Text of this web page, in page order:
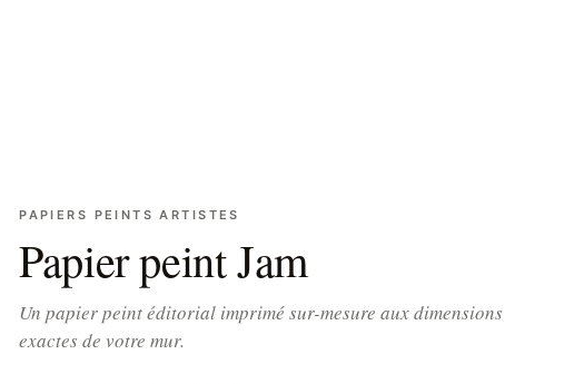
PAPIERS PEINTS ARTISTES
Papier peint Jam
Un papier peint éditorial imprimé sur-mesure aux dimensions
exactes de votre mur.